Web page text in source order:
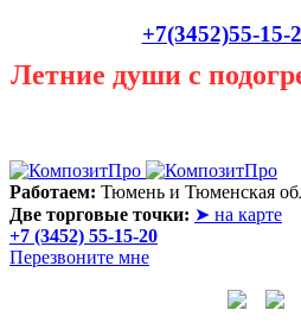
+7(3452)55-15-
души с подогревом
Работаем: Тюмень и Тюменская
Две торговые точки: ➤ на карте
+7 (3452) 55-15-20
Перезвоните мне